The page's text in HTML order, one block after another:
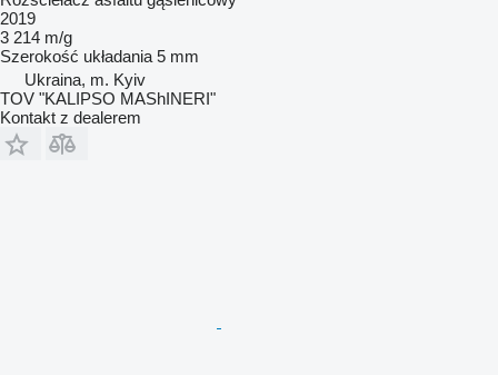
2019
3 214 m/g
Szerokość układania 5 mm
Ukraina, m. Kyiv
TOV "KALIPSO MAShINERI"
Kontakt z dealerem